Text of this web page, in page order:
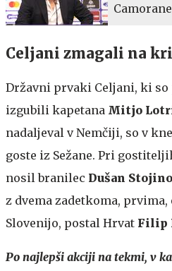
Celjani zmagali na
Državni prvaki Celjani, ki so
izgubili kapetana Mitjo
nadaljeval v Nemčiji, so v
goste iz Sežane. Pri
nosil branilec Dušan
z dvema zadetkoma,
Slovenijo, postal Hrvat Filip
Po najlepši akciji na tekmi, v